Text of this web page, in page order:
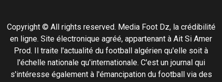
Copyright © All rights reserved. Media Foot Dz, la crédibilité
en ligne. Site électronique agréé, appartenant à Ait Si Amer
Prod. Il traite l'actualité du football algérien qu'elle soit à
l'échelle nationale qu'internationale. C'est un journal qui
s'intéresse également à l'émancipation du football via des